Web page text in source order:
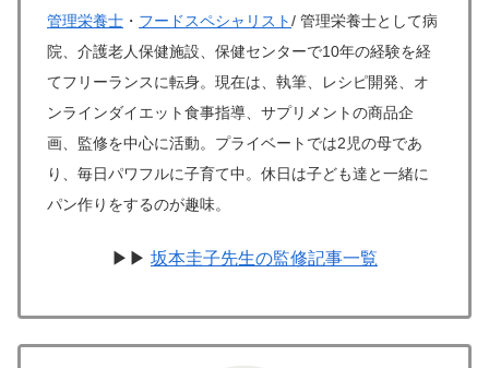
管理栄養士 ・ フードスペシャリスト/ 管理栄養士として病
院、介護老人保健施設、保健センターで10年の経験を経
てフリーランスに転身。現在は、執筆、レシピ開発、オ
ンラインダイエット食事指導、サプリメントの商品企
画、監修を中心に活動。プライベートでは2児の母であ
り、毎日パワフルに子育て中。休日は子ども達と一緒に
パン作りをするのが趣味。
▶▶ 坂本圭子先生の監修記事一覧